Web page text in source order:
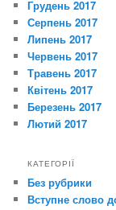
Грудень 2017
Серпень 2017
Липень 2017
Червень 2017
Травень 2017
Квітень 2017
Березень 2017
Лютий 2017
КАТЕГОРІЇ
Без рубрики
Вступне слово